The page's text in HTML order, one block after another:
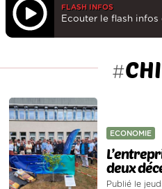
FLASH INFOS
Ecouter le flash infos
#
ECONOMIE
deux
Publié le